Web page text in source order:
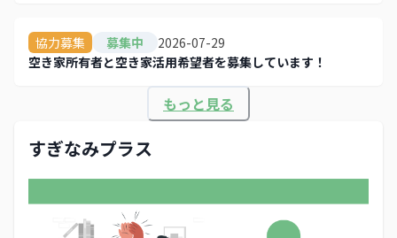
協力募集 募集中
2026-07-29
空き家所有者と空き家活用希望者を募集しています！
もっと見る
すぎなみプラス